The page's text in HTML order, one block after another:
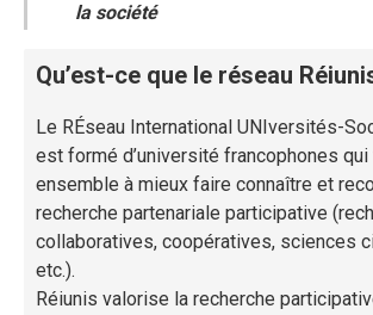
la société
Qu’est-ce que le réseau
Le RÉseau International UNIversités-
est formé d’université francophones
ensemble à mieux faire connaître et
recherche partenariale participative
collaboratives, coopératives, sciences
etc.).
Réiunis valorise la recherche